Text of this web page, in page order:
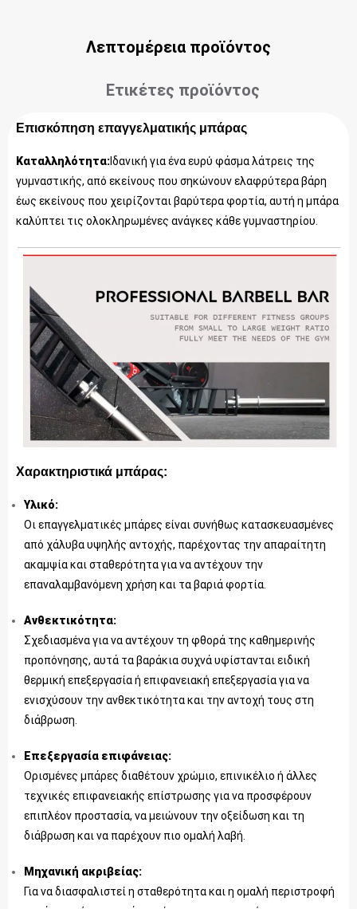
Λεπτομέρεια προϊόντος
Ετικέτες προϊόντος
Επισκόπηση επαγγελματικής μπάρας
Καταλληλότητα:Ιδανική για ένα ευρύ φάσμα λάτρεις της
γυμναστικής, από εκείνους που σηκώνουν ελαφρύτερα βάρη
έως εκείνους που χειρίζονται βαρύτερα φορτία, αυτή η μπάρα
καλύπτει τις ολοκληρωμένες ανάγκες κάθε γυμναστηρίου.
Χαρακτηριστικά μπάρας:
Υλικό:
Οι επαγγελματικές μπάρες είναι συνήθως κατασκευασμένες
από χάλυβα υψηλής αντοχής, παρέχοντας την απαραίτητη
ακαμψία και σταθερότητα για να αντέχουν την
επαναλαμβανόμενη χρήση και τα βαριά φορτία.
Ανθεκτικότητα:
Σχεδιασμένα για να αντέχουν τη φθορά της καθημερινής
προπόνησης, αυτά τα βαράκια συχνά υφίστανται ειδική
θερμική επεξεργασία ή επιφανειακή επεξεργασία για να
ενισχύσουν την ανθεκτικότητα και την αντοχή τους στη
διάβρωση.
Επεξεργασία επιφάνειας:
Ορισμένες μπάρες διαθέτουν χρώμιο, επινικέλιο ή άλλες
τεχνικές επιφανειακής επίστρωσης για να προσφέρουν
επιπλέον προστασία, να μειώνουν την οξείδωση και τη
διάβρωση και να παρέχουν πιο ομαλή λαβή.
Μηχανική ακριβείας:
Για να διασφαλιστεί η σταθερότητα και η ομαλή περιστροφή